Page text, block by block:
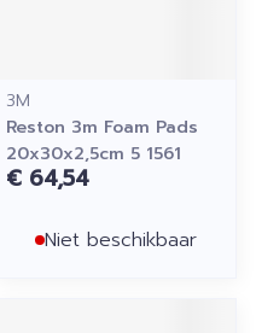
3M
Reston 3m Foam Pads
20x30x2,5cm 5 1561
€ 64,54
Niet beschikbaar